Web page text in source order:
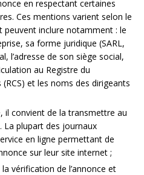
en respectant certaines
Ces mentions varient selon le
peuvent inclure notamment : le
sa forme juridique (SARL,
l’adresse de son siège social,
au Registre du
et les noms des dirigeants
il convient de la transmettre au
La plupart des journaux
en ligne permettant de
sur leur site internet ;
vérification de l’annonce et